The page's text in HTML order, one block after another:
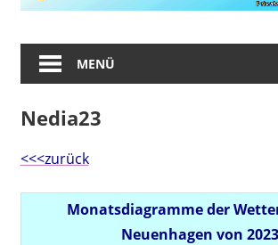
MENÜ
Nedia23
<<<zurück
Monatsdiagramme der
Neuenhagen von 2023